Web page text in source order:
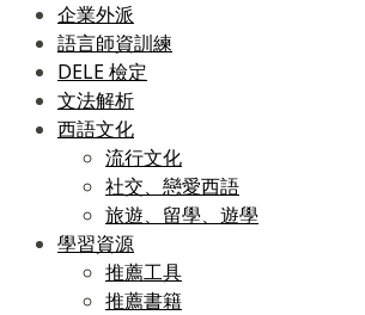
企業外派
語言師資訓練
DELE 檢定
文法解析
西語文化
流行文化
社交、戀愛西語
旅遊、留學、遊學
學習資源
推薦工具
推薦書籍